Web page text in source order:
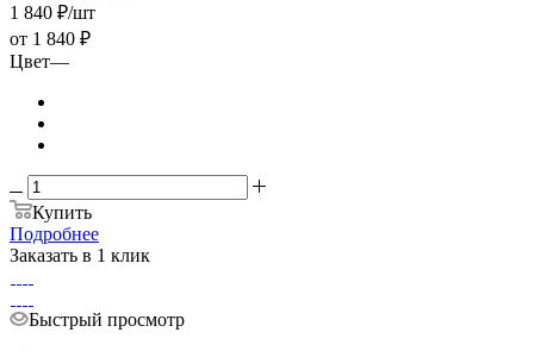
1 840 ₽/шт
от 1 840 ₽
Цвет—
Купить
Подробнее
Заказать в 1 клик
Быстрый просмотр